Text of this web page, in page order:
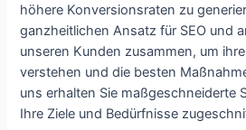
höhere Konversionsraten zu
ganzheitlichen Ansatz für SEO und
unseren Kunden zusammen, um
verstehen und die besten
uns erhalten Sie maßgeschneiderte
Ihre Ziele und Bedürfnisse